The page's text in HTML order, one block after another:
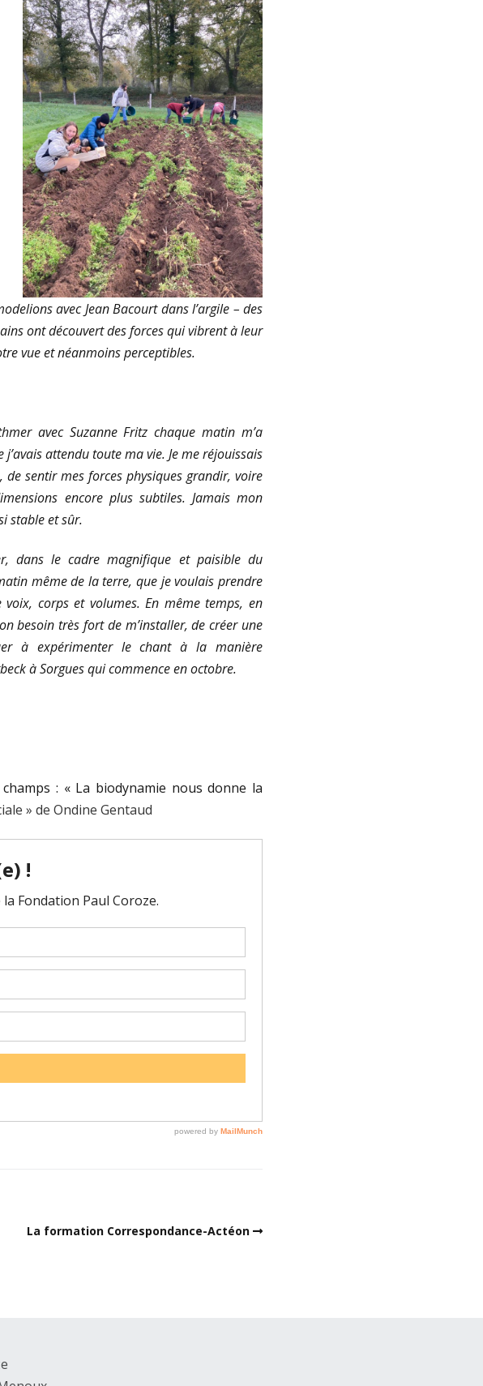
avec Jean Bacourt dans l’argile – des
ont découvert des forces qui vibrent à leur
vue et néanmoins perceptibles.
avec Suzanne Fritz chaque matin m’a
attendu toute ma vie. Je me réjouissais
de sentir mes forces physiques grandir, voire
encore plus subtiles. Jamais mon
stable et sûr.
dans le cadre magnifique et paisible du
même de la terre, que je voulais prendre
corps et volumes. En même temps, en
besoin très fort de m’installer, de créer une
à expérimenter le chant à la manière
à Sorgues qui commence en octobre.
: « La biodynamie nous donne la
» de Ondine Gentaud
La formation Correspondance-Actéon